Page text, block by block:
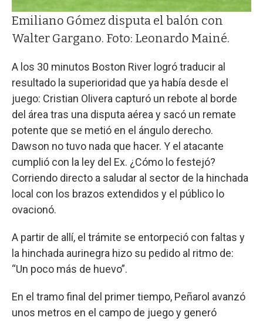
Emiliano Gómez disputa el balón con
Walter Gargano. Foto: Leonardo Mainé.
A los 30 minutos Boston River logró traducir al
resultado la superioridad que ya había desde el
juego: Cristian Olivera capturó un rebote al borde
del área tras una disputa aérea y sacó un remate
potente que se metió en el ángulo derecho.
Dawson no tuvo nada que hacer. Y el atacante
cumplió con la ley del Ex. ¿Cómo lo festejó?
Corriendo directo a saludar al sector de la hinchada
local con los brazos extendidos y el público lo
ovacionó.
A partir de allí, el trámite se entorpeció con faltas y
la hinchada aurinegra hizo su pedido al ritmo de:
“Un poco más de huevo”.
En el tramo final del primer tiempo, Peñarol avanzó
unos metros en el campo de juego y generó